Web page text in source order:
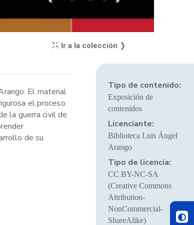
Ir a la colección ❭
El material
el proceso
la guerra civil de
de su
Tipo de contenido:
Exposición de
contenidos
Licenciante:
Biblioteca Luis Ángel
Arango
Tipo de licencia:
CC BY-NC-SA
(Creative Commons
Attribution-
NonCommercial-
ShareAlike)